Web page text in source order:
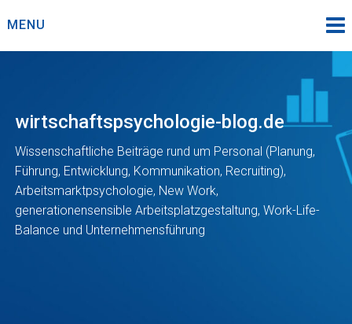
toMENU
wirtschaftspsychologie-blog.de
Wissenschaftliche Beiträge rund um Personal (Planung,
Führung, Entwicklung, Kommunikation, Recruiting),
Arbeitsmarktpsychologie, New Work,
generationensensible Arbeitsplatzgestaltung, Work-Life-
Balance und Unternehmensführung